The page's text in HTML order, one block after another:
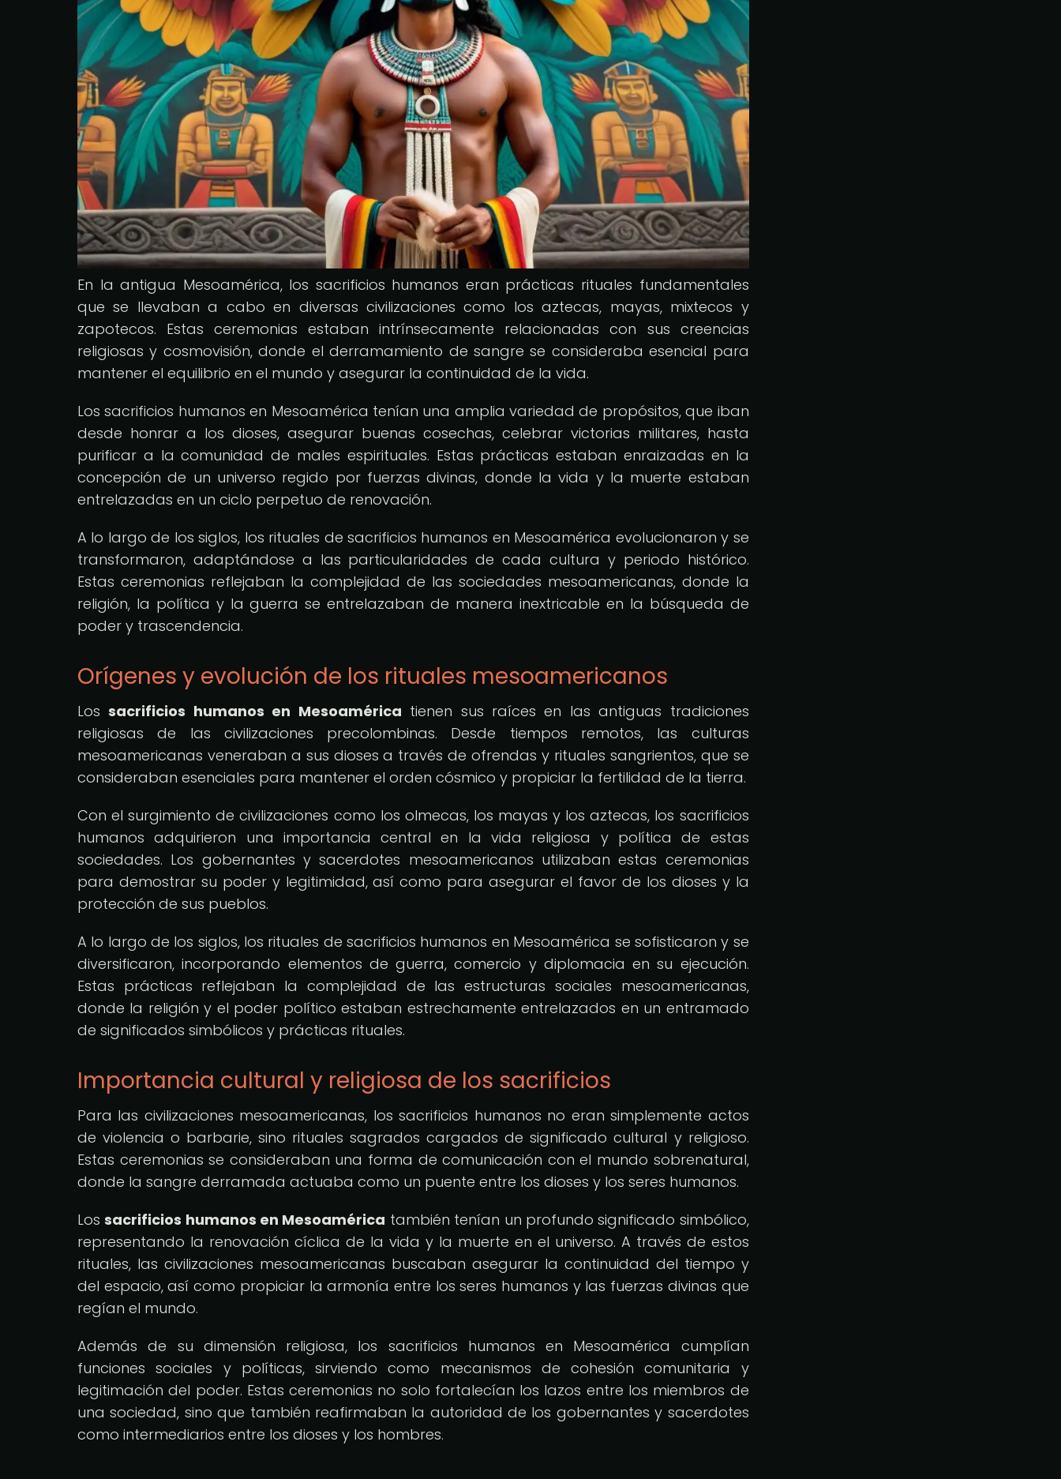
En la antigua Mesoamérica, los sacrificios humanos eran prácticas rituales fundamentales
que se llevaban a cabo en diversas civilizaciones como los aztecas, mayas, mixtecos y
zapotecos. Estas ceremonias estaban intrínsecamente relacionadas con sus creencias
religiosas y cosmovisión, donde el derramamiento de sangre se consideraba esencial para
mantener el equilibrio en el mundo y asegurar la continuidad de la vida.
Los sacrificios humanos en Mesoamérica tenían una amplia variedad de propósitos, que iban
desde honrar a los dioses, asegurar buenas cosechas, celebrar victorias militares, hasta
purificar a la comunidad de males espirituales. Estas prácticas estaban enraizadas en la
concepción de un universo regido por fuerzas divinas, donde la vida y la muerte estaban
entrelazadas en un ciclo perpetuo de renovación.
A lo largo de los siglos, los rituales de sacrificios humanos en Mesoamérica evolucionaron y se
transformaron, adaptándose a las particularidades de cada cultura y periodo histórico.
Estas ceremonias reflejaban la complejidad de las sociedades mesoamericanas, donde la
religión, la política y la guerra se entrelazaban de manera inextricable en la búsqueda de
poder y trascendencia.
Orígenes y evolución de los rituales mesoamericanos
Lossacrificios humanos en Mesoamérica tienen sus raíces en las antiguas tradiciones
religiosas de las civilizaciones precolombinas. Desde tiempos remotos, las culturas
mesoamericanas veneraban a sus dioses a través de ofrendas y rituales sangrientos, que se
consideraban esenciales para mantener el orden cósmico y propiciar la fertilidad de la tierra.
Con el surgimiento de civilizaciones como los olmecas, los mayas y los aztecas, los sacrificios
humanos adquirieron una importancia central en la vida religiosa y política de estas
sociedades. Los gobernantes y sacerdotes mesoamericanos utilizaban estas ceremonias
para demostrar su poder y legitimidad, así como para asegurar el favor de los dioses y la
protección de sus pueblos.
A lo largo de los siglos, los rituales de sacrificios humanos en Mesoamérica se sofisticaron y se
diversificaron, incorporando elementos de guerra, comercio y diplomacia en su ejecución.
Estas prácticas reflejaban la complejidad de las estructuras sociales mesoamericanas,
donde la religión y el poder político estaban estrechamente entrelazados en un entramado
de significados simbólicos y prácticas rituales.
Importancia cultural y religiosa de los sacrificios
Para las civilizaciones mesoamericanas, los sacrificios humanos no eran simplemente actos
de violencia o barbarie, sino rituales sagrados cargados de significado cultural y religioso.
Estas ceremonias se consideraban una forma de comunicación con el mundo sobrenatural,
donde la sangre derramada actuaba como un puente entre los dioses y los seres humanos.
Lossacrificios humanos en Mesoamérica también tenían un profundo significado simbólico,
representando la renovación cíclica de la vida y la muerte en el universo. A través de estos
rituales, las civilizaciones mesoamericanas buscaban asegurar la continuidad del tiempo y
del espacio, así como propiciar la armonía entre los seres humanos y las fuerzas divinas que
regían el mundo.
Además de su dimensión religiosa, los sacrificios humanos en Mesoamérica cumplían
funciones sociales y políticas, sirviendo como mecanismos de cohesión comunitaria y
legitimación del poder. Estas ceremonias no solo fortalecían los lazos entre los miembros de
una sociedad, sino que también reafirmaban la autoridad de los gobernantes y sacerdotes
como intermediarios entre los dioses y los hombres.